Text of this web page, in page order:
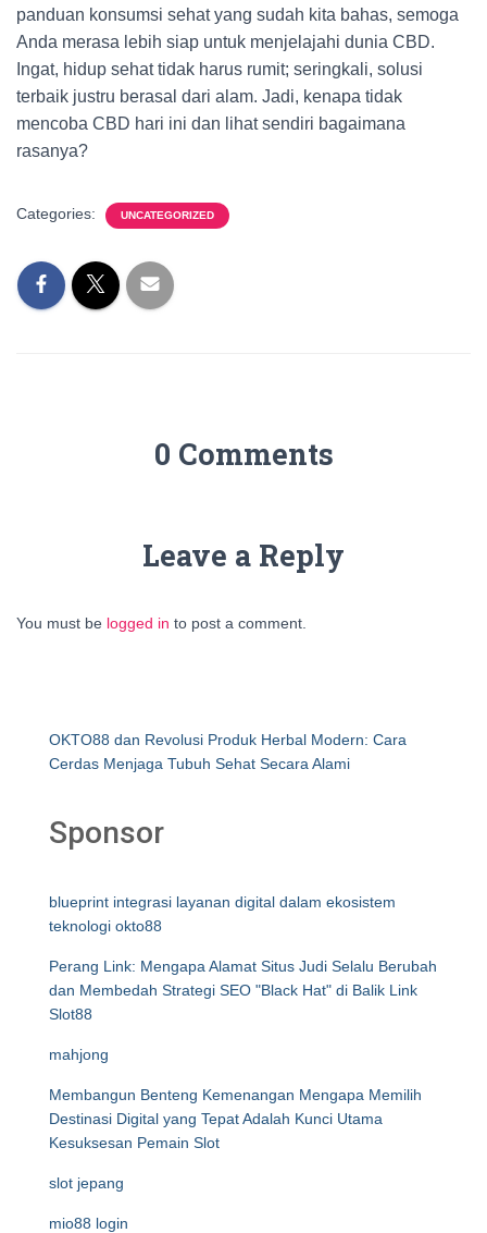
panduan konsumsi sehat yang sudah kita bahas, semoga
Anda merasa lebih siap untuk menjelajahi dunia CBD.
Ingat, hidup sehat tidak harus rumit; seringkali, solusi
terbaik justru berasal dari alam. Jadi, kenapa tidak
mencoba CBD hari ini dan lihat sendiri bagaimana
rasanya?
Categories: UNCATEGORIZED
0 Comments
Leave a Reply
You must be logged in to post a comment.
OKTO88 dan Revolusi Produk Herbal Modern: Cara
Cerdas Menjaga Tubuh Sehat Secara Alami
Sponsor
blueprint integrasi layanan digital dalam ekosistem
teknologi okto88
Perang Link: Mengapa Alamat Situs Judi Selalu Berubah
dan Membedah Strategi SEO "Black Hat" di Balik Link
Slot88
mahjong
Membangun Benteng Kemenangan Mengapa Memilih
Destinasi Digital yang Tepat Adalah Kunci Utama
Kesuksesan Pemain Slot
slot jepang
mio88 login